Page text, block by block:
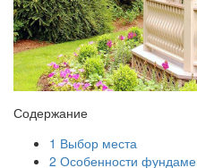
Содержание
1 Выбор места
2 Особенности